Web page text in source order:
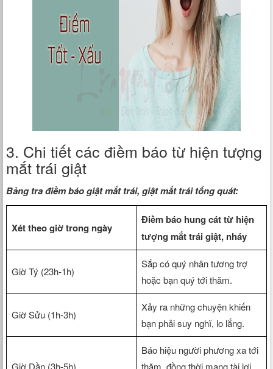
3. Chi tiết các điềm báo từ hiện tượng
mắt trái giật
Bảng tra điềm báo giật mắt trái, giật mắt trái tổng quát:
Xét theo giờ trong ngày
Điềm báo hung cát từ hiện
tượng mắt trái giật, nháy
Giờ Tý (23h-1h)
Sắp có quý nhân tương trợ
hoặc bạn quý tới thăm.
Giờ Sửu (1h-3h)
Xảy ra những chuyện khiến
bạn phải suy nghĩ, lo lắng.
Giờ Dần (3h-5h)
Báo hiệu người phương xa tới
thăm, đồng thời mang tài lợi